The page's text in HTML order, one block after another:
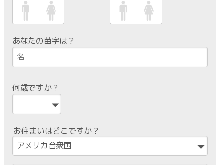
あなたの苗字は？
何歳ですか？
お住まいはどこですか？